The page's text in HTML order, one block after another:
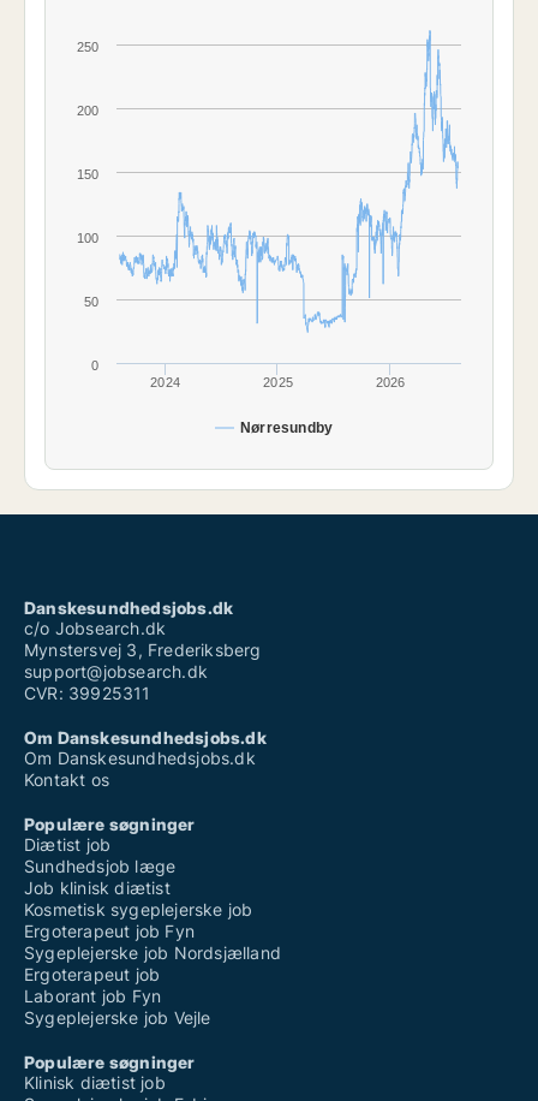
Nørresundby
2024 2025 2026
0
50
100
150
200
250
Danskesundhedsjobs.dk
c/o Jobsearch.dk
Mynstersvej 3, Frederiksberg
support@jobsearch.dk
CVR: 39925311
Om Danskesundhedsjobs.dk
Om Danskesundhedsjobs.dk
Kontakt os
Populære søgninger
Diætist job
Sundhedsjob læge
Job klinisk diætist
Kosmetisk sygeplejerske job
Ergoterapeut job Fyn
Sygeplejerske job Nordsjælland
Ergoterapeut job
Laborant job Fyn
Sygeplejerske job Vejle
Populære søgninger
Klinisk diætist job